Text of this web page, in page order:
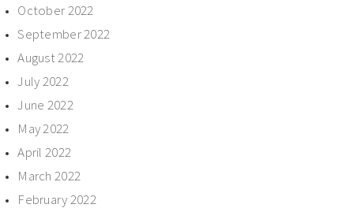
October 2022
September 2022
August 2022
July 2022
June 2022
May 2022
April 2022
March 2022
February 2022